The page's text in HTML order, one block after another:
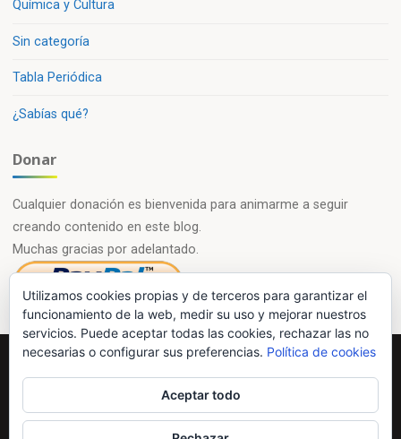
Química y Cultura
Sin categoría
Tabla Periódica
¿Sabías qué?
Donar
Cualquier donación es bienvenida para animarme a seguir
creando contenido en este blog.
Muchas gracias por adelantado.
©2026 Química en casa.com
Utilizamos cookies propias y de terceros para garantizar el
funcionamiento de la web, medir su uso y mejorar nuestros
servicios. Puede aceptar todas las cookies, rechazar las no
necesarias o configurar sus preferencias. Política de cookies
Aceptar todo